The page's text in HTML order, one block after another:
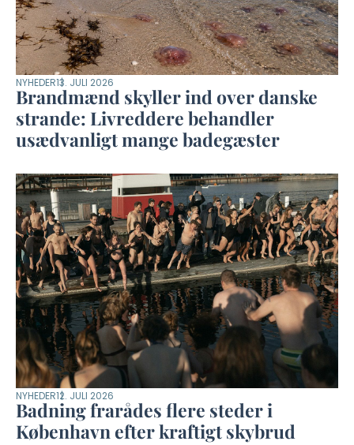
NYHEDER13. JULI 2026
Brandmænd skyller ind over danske
strande: Livreddere behandler
usædvanligt mange badegæster
NYHEDER12. JULI 2026
Badning frarådes flere steder i
København efter kraftigt skybrud